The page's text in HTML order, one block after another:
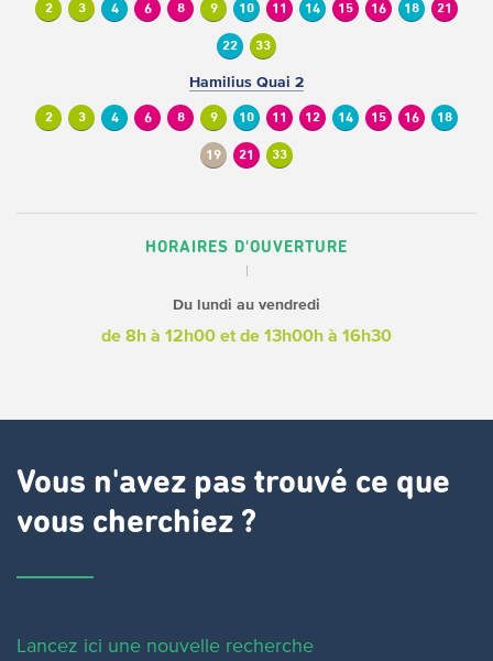
2 3 4 6 8 9 10 11 14 15 16 18 21
22 33
Hamilius Quai 2
2 3 4 6 8 9 10 11 12 14 15 16 18
19 21 33
HORAIRES D'OUVERTURE
Du lundi au vendredi
de 8h à 12h00 et de 13h00h à 16h30
Vous n'avez pas trouvé ce que
vous cherchiez ?
Lancez ici une nouvelle recherche